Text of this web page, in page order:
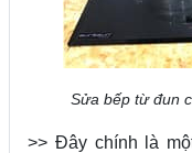
Sửa bếp từ đun
>> Đây chính là